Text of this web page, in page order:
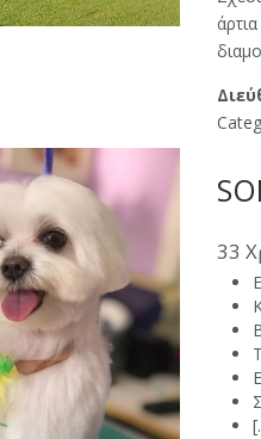
33